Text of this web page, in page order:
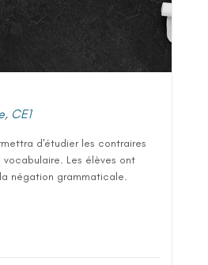
, CE1
d'étudier les contraires
vocabulaire. Les élèves ont
négation grammaticale.